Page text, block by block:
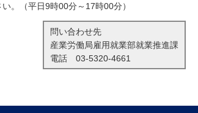
。（平日9時00分～17時00分）
問い合わせ先
産業労働局雇用就業部就業推進課
電話 03-5320-4661